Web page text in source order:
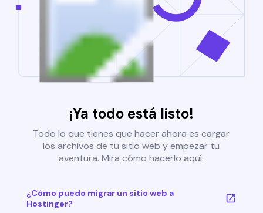
¡Ya todo está listo!
Todo lo que tienes que hacer ahora es cargar
los archivos de tu sitio web y empezar tu
aventura. Mira cómo hacerlo aquí:
¿Cómo puedo migrar un sitio web a
Hostinger?